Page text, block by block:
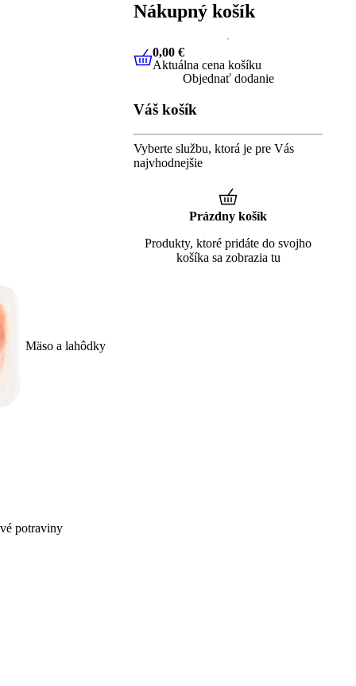
Mäso a lahôdky
potraviny
Nákupný košík
0,00 €Aktuálna cena košíku
0,00 €
Aktuálna cena košíku
Objednať dodanie
Váš košík
Vyberte službu, ktorá je pre Vás
najvhodnejšie
Prázdny košík
Produkty, ktoré pridáte do svojho
košíka sa zobrazia tu